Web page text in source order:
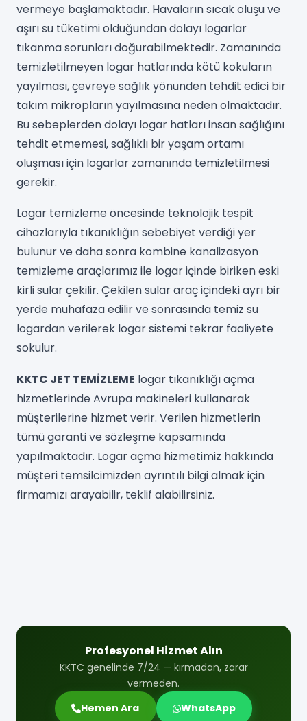
vermeye başlamaktadır. Havaların sıcak oluşu ve
aşırı su tüketimi olduğundan dolayı logarlar
tıkanma sorunları doğurabilmektedir. Zamanında
temizletilmeyen logar hatlarında kötü kokuların
yayılması, çevreye sağlık yönünden tehdit edici bir
takım mikropların yayılmasına neden olmaktadır.
Bu sebeplerden dolayı logar hatları insan sağlığını
tehdit etmemesi, sağlıklı bir yaşam ortamı
oluşması için logarlar zamanında temizletilmesi
gerekir.
Logar temizleme öncesinde teknolojik tespit
cihazlarıyla tıkanıklığın sebebiyet verdiği yer
bulunur ve daha sonra kombine kanalizasyon
temizleme araçlarımız ile logar içinde biriken eski
kirli sular çekilir. Çekilen sular araç içindeki ayrı bir
yerde muhafaza edilir ve sonrasında temiz su
logardan verilerek logar sistemi tekrar faaliyete
sokulur.
KKTC JET TEMİZLEME logar tıkanıklığı açma
hizmetlerinde Avrupa makineleri kullanarak
müşterilerine hizmet verir. Verilen hizmetlerin
tümü garanti ve sözleşme kapsamında
yapılmaktadır. Logar açma hizmetimiz hakkında
müşteri temsilcimizden ayrıntılı bilgi almak için
firmamızı arayabilir, teklif alabilirsiniz.
Profesyonel Hizmet Alın
KKTC genelinde 7/24 — kırmadan, zarar
vermeden.
Hemen Ara
WhatsApp